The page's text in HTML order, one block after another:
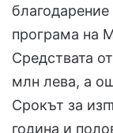
програма на
Средствата
млн лева, а
Срокът за
година и